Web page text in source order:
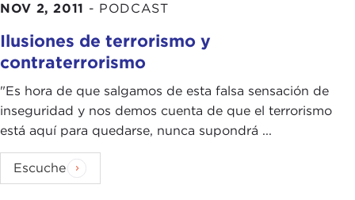
NOV 2, 2011 - PODCAST
Ilusiones de terrorismo y
contraterrorismo
"Es hora de que salgamos de esta falsa sensación de
inseguridad y nos demos cuenta de que el terrorismo
está aquí para quedarse, nunca supondrá ...
Escuche